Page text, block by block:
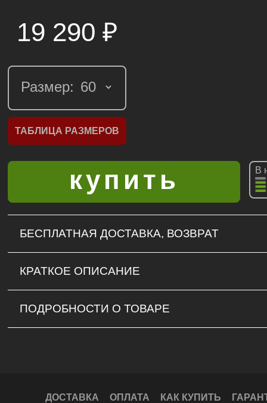
19 290 ₽
Размер:
ТАБЛИЦА РАЗМЕРОВ
В
БЕСПЛАТНАЯ ДОСТАВКА, ВОЗВРАТ
КРАТКОЕ ОПИСАНИЕ
ПОДРОБНОСТИ О ТОВАРЕ
ДОСТАВКА ОПЛАТА КАК КУПИТЬ